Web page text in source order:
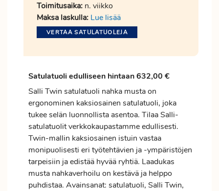
Toimitusaika: n. viikko
Maksa laskulla: Lue lisää
VERTAA SATULATUOLEJA
Satulatuoli edulliseen hintaan 632,00 €
Salli Twin satulatuoli nahka musta on
ergonominen kaksiosainen satulatuoli, joka
tukee selän luonnollista asentoa. Tilaa Salli-
satulatuolit verkkokaupastamme edullisesti.
Twin-mallin kaksiosainen istuin vastaa
monipuolisesti eri työtehtävien ja -ympäristöjen
tarpeisiin ja edistää hyvää ryhtiä. Laadukas
musta nahkaverhoilu on kestävä ja helppo
puhdistaa. Avainsanat: satulatuoli, Salli Twin,